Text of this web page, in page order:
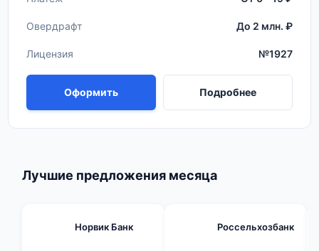
Овердрафт До 2 млн. ₽
Лицензия №1927
Оформить Подробнее
Лучшие предложения месяца
Норвик Банк Россельхозбанк